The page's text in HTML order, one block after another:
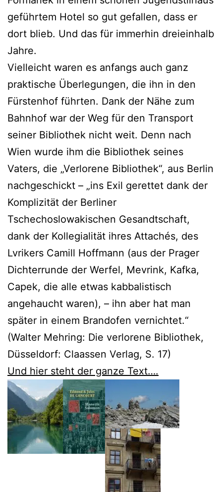
geführtem Hotel so gut gefallen, dass er
dort blieb. Und das für immerhin dreieinhalb
Jahre.
Vielleicht waren es anfangs auch ganz
praktische Überlegungen, die ihn in den
Fürstenhof führten. Dank der Nähe zum
Bahnhof war der Weg für den Transport
seiner Bibliothek nicht weit. Denn nach
Wien wurde ihm die Bibliothek seines
Vaters, die „Verlorene Bibliothek“, aus Berlin
nachgeschickt – „ins Exil gerettet dank der
Komplizität der Berliner
Tschechoslowakischen Gesandtschaft,
dank der Kollegialität ihres Attachés, des
Lvrikers Camill Hoffmann (aus der Prager
Dichterrunde der Werfel, Mevrink, Kafka,
Capek, die alle etwas kabbalistisch
angehaucht waren), – ihn aber hat man
später in einem Brandofen vernichtet.“
(Walter Mehring: Die verlorene Bibliothek,
Düsseldorf: Claassen Verlag, S. 17)
Und hier steht der ganze Text….